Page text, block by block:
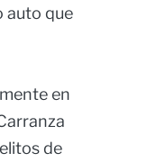
auto que
en
de